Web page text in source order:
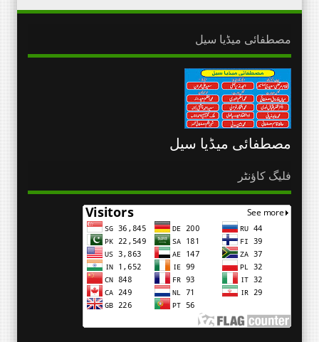
مصطفائی میڈیا سیل
مصطفائی میڈیا سیل
فلیگ کاؤنٹر